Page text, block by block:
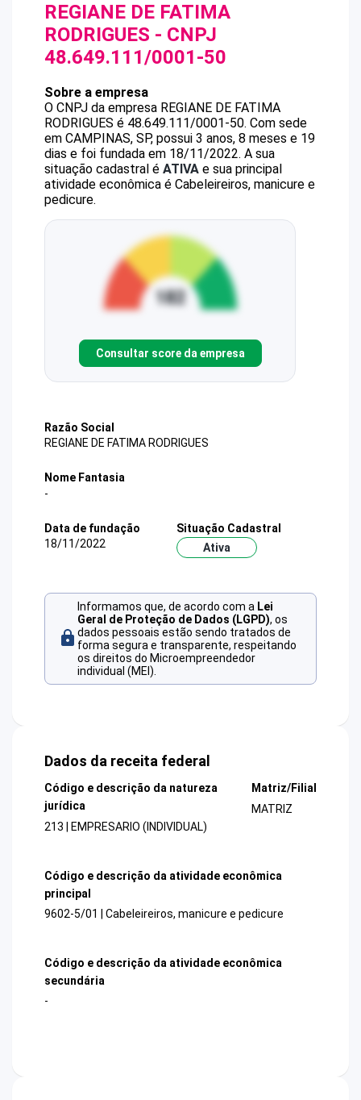
REGIANE DE FATIMA
RODRIGUES - CNPJ
48.649.111/0001-50
Sobre a empresa
O CNPJ da empresa REGIANE DE FATIMA
RODRIGUES é 48.649.111/0001-50. Com sede
em CAMPINAS, SP, possui 3 anos, 8 meses e 19
dias e foi fundada em 18/11/2022. A sua
situação cadastral é ATIVA e sua principal
atividade econômica é Cabeleireiros, manicure e
pedicure.
Consultar score da empresa
Razão Social
REGIANE DE FATIMA RODRIGUES
Nome Fantasia
-
Data de fundação
18/11/2022
Situação Cadastral
Ativa
Informamos que, de acordo com a Lei
Geral de Proteção de Dados (LGPD), os
dados pessoais estão sendo tratados de
forma segura e transparente, respeitando
os direitos do Microempreendedor
individual (MEI).
Dados da receita federal
Código e descrição da natureza
jurídica
213 | EMPRESARIO (INDIVIDUAL)
Matriz/Filial
MATRIZ
Código e descrição da atividade econômica
principal
9602-5/01 | Cabeleireiros, manicure e pedicure
Código e descrição da atividade econômica
secundária
-